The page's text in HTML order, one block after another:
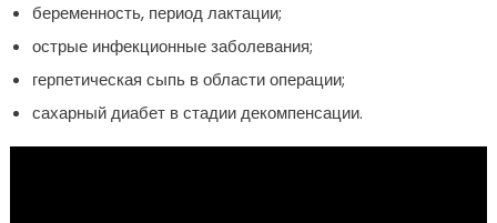
беременность, период лактации;
острые инфекционные заболевания;
герпетическая сыпь в области операции;
сахарный диабет в стадии декомпенсации.